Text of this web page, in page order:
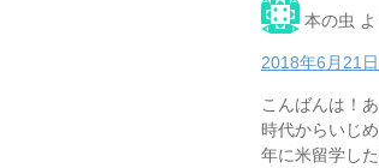
本の虫
2018年6月21
こんばんは！
時代からいじ
年に米留学し